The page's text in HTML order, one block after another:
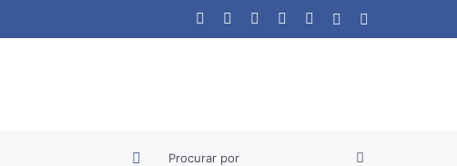
Facebook YouTubeInstagramWhatsAppArtigo aleatório
Artigo aleatório